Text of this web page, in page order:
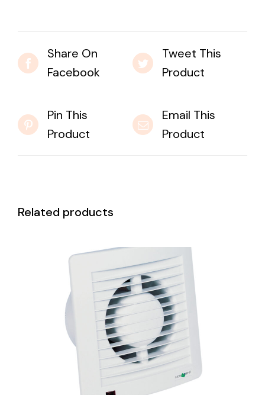
Share On
Facebook
Tweet This
Product
Pin This
Product
Email This
Product
Related products
DETAILS